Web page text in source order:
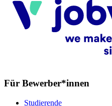
Für Bewerber*innen
Studierende